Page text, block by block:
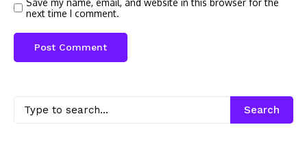
Save my name, email, and website in this browser for the
next time I comment.
Search